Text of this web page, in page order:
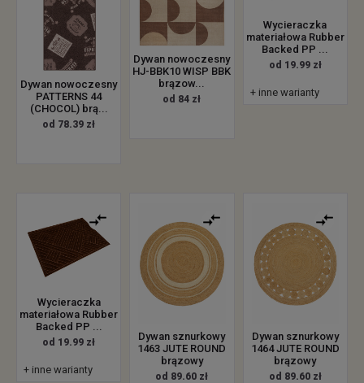
Dywan nowoczesny
PATTERNS 44
(CHOCOL) brą...
od 78.39 zł
Dywan nowoczesny
HJ-BBK10 WISP BBK
brązow...
od 84 zł
Wycieraczka
materiałowa Rubber
Backed PP ...
od 19.99 zł
+ inne warianty
Wycieraczka
materiałowa Rubber
Backed PP ...
od 19.99 zł
+ inne warianty
Dywan sznurkowy
1463 JUTE ROUND
brązowy
od 89.60 zł
Dywan sznurkowy
1464 JUTE ROUND
brązowy
od 89.60 zł